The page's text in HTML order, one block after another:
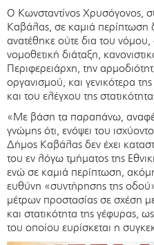
Ο Κωνσταντίνος Χρυσόγονος,
Καβάλας, σε καμιά περίπτωση
ανατέθηκε ούτε δια του νόμου,
νομοθετική διάταξη,
Περιφερειάρχη, την
οργανισμού, και γενικότερα
και του ελέγχου της
«Με βάση τα παραπάνω,
γνώμης ότι, ενόψει του
Δήμος Καβάλας δεν έχει
του εν λόγω τμήματος της
ενώ σε καμιά περίπτωση,
ευθύνη «συντήρησης της
μέτρων προστασίας σε σχέση
και στατικότητα της γέφυρας,
του οποίου ευρίσκεται η